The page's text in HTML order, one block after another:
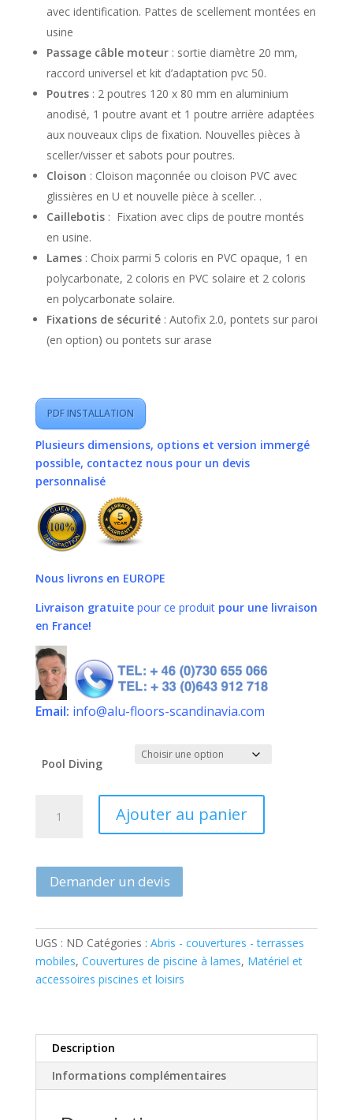
avec identification. Pattes de scellement montées en
usine
Passage câble moteur: sortie diamètre 20 mm,
raccord universel et kit d’adaptation pvc 50.
Poutres: 2 poutres 120 x 80 mm en aluminium
anodisé, 1 poutre avant et 1 poutre arrière adaptées
aux nouveaux clips de fixation. Nouvelles pièces à
sceller/visser et sabots pour poutres.
Cloison : Cloison maçonnée ou cloison PVC avec
glissières en U et nouvelle pièce à sceller. .
Caillebotis: Fixation avec clips de poutre montés
en usine.
Lames: Choix parmi 5 coloris en PVC opaque, 1 en
polycarbonate, 2 coloris en PVC solaire et 2 coloris
en polycarbonate solaire.
Fixations de sécurité: Autofix 2.0, pontets sur paroi
(en option) ou pontets sur arase
PDF INSTALLATION
Plusieurs dimensions, options et version immergé
possible, contactez nous pour un devis
personnalisé
Nous livrons en EUROPE
Livraison gratuitepour ce produit pour une livraison
en France!
Email: info@alu-floors-scandinavia.com
Pool Diving
lames
avec
immergé
Ajouter au panier
Demander un devis
UGS : ND Catégories : Abris - couvertures - terrasses
mobiles, Couvertures de piscine à lames, Matériel et
accessoires piscines et loisirs
Description
Informations complémentaires